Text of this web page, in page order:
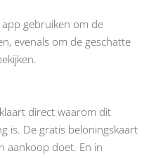
gebruiken om de
evenals om de geschatte
direct waarom dit
is. De gratis beloningskaart
aankoop doet. En in